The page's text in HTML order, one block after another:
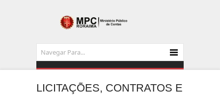
LICITAÇÕES, CONTRATOS E